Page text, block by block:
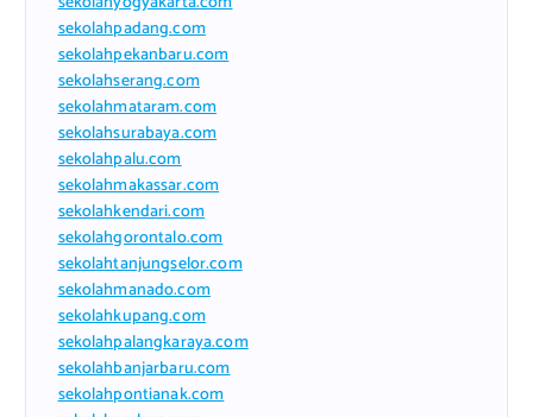
sekolahpadang.com
sekolahpekanbaru.com
sekolahserang.com
sekolahmataram.com
sekolahsurabaya.com
sekolahpalu.com
sekolahmakassar.com
sekolahkendari.com
sekolahgorontalo.com
sekolahtanjungselor.com
sekolahmanado.com
sekolahkupang.com
sekolahpalangkaraya.com
sekolahbanjarbaru.com
sekolahpontianak.com